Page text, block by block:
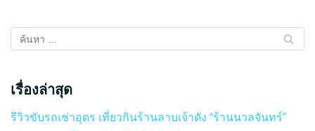
เรื่องล่าสุด
รีวิวขับรถเช่าอุดร เที่ยวกินร้านลาบเจ้าดัง “ร้านนวลจันทร์”